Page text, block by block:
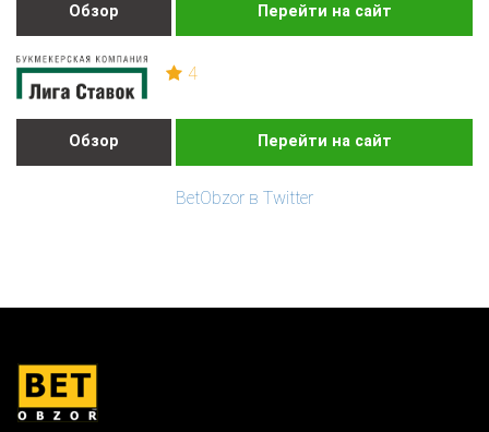
Обзор Перейти на сайт
4
Обзор Перейти на сайт
BetObzor в Twitter